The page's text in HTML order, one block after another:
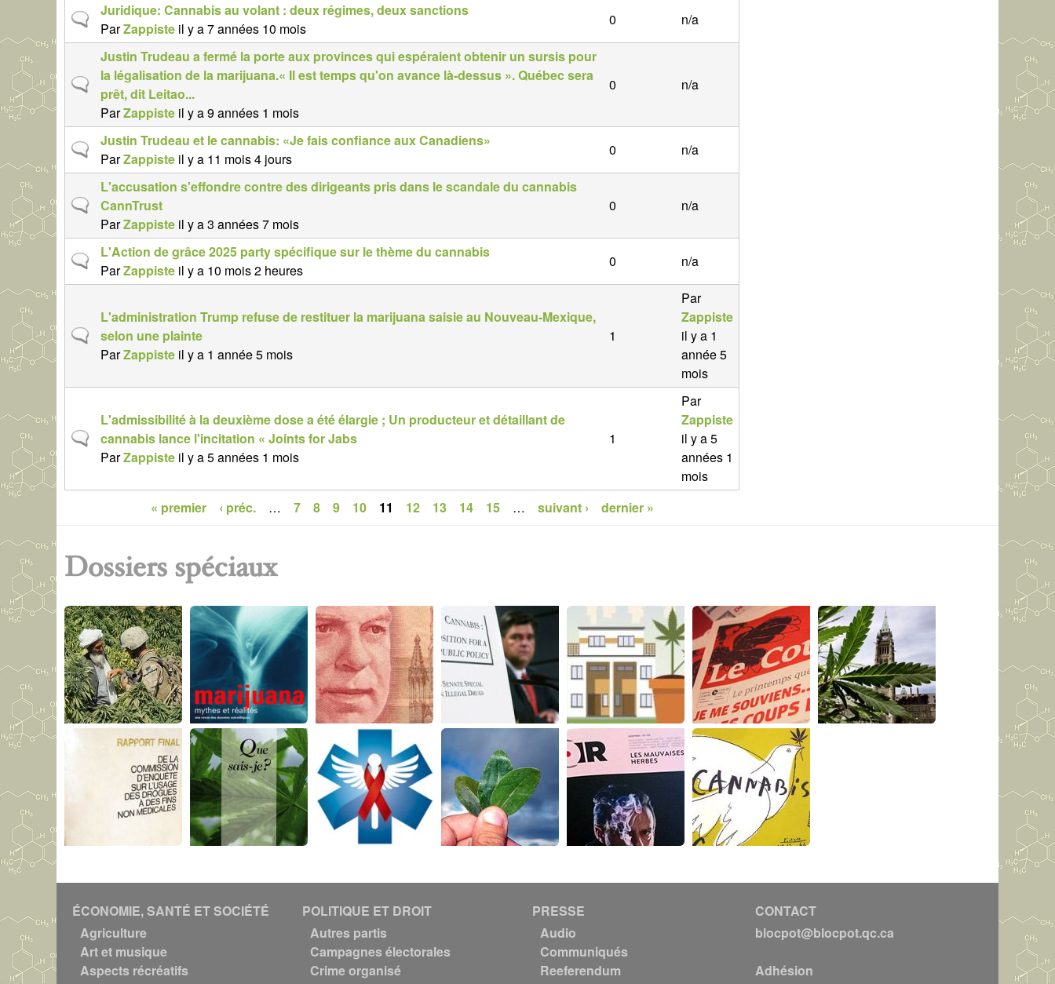
a
t
n
r
m
l
S
u
e
o
r
m
l
Juridique: Cannabis au volant : deux régimes, deux sanctions
ParZappiste il y a 7 années 10 mois
0 n/a
S
j
e
n
o
m
a
Justin Trudeau a fermé la porte aux provinces qui espéraient obtenir un sursis pour
la légalisation de la marijuana.« Il est temps qu'on avance là-dessus ». Québec sera
prêt, dit Leitao...
ParZappiste il y a 9 années 1 mois
0 n/a
S
u
e
n
o
r
l
Justin Trudeau et le cannabis: «Je fais confiance aux Canadiens»
ParZappiste il y a 11 mois 4 jours
0 n/a
S
j
e
t
r
l
L'accusation s'effondre contre des dirigeants pris dans le scandale du cannabis
CannTrust
ParZappiste il y a 3 années 7 mois
0 n/a
S
u
t
r
a
L'Action de grâce 2025 party spécifique sur le thème du cannabis
ParZappiste il y a 10 mois 2 heures
0 n/a
S
e
n
o
m
L'administration Trump refuse de restituer la marijuana saisie au Nouveau-Mexique,
selon une plainte
ParZappiste il y a 1 année 5 mois
1
Par
Zappiste
il y a 1
année 5
mois
S
e
o
r
a
l
L'admissibilité à la deuxième dose a été élargie ; Un producteur et détaillant de
cannabis lance l'incitation « Joints for Jabs
ParZappiste il y a 5 années 1 mois
1
Par
Zappiste
il y a 5
années 1
mois
g
e
s
« premier ‹ préc. … 7 8 9 10 11 12 13 14 15 … suivant › dernier »
Dossiers spéciaux
ÉCONOMIE, SANTÉ ET SOCIÉTÉ
Agriculture
Art et musique
Aspects récréatifs
POLITIQUE ET DROIT
Autres partis
Campagnes électorales
Crime organisé
PRESSE
Audio
Communiqués
Reeferendum
CONTACT
blocpot@blocpot.qc.ca
Adhésion